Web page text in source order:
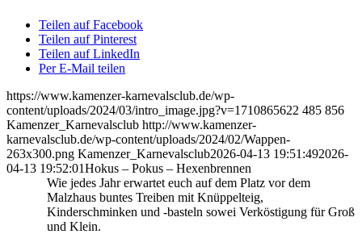
Teilen auf Facebook
Teilen auf Pinterest
Teilen auf LinkedIn
Per E-Mail teilen
https://www.kamenzer-karnevalsclub.de/wp-
content/uploads/2024/03/intro_image.jpg?v=1710865622 485 856
Kamenzer_Karnevalsclub http://www.kamenzer-
karnevalsclub.de/wp-content/uploads/2024/02/Wappen-
263x300.png Kamenzer_Karnevalsclub2026-04-13 19:51:492026-
04-13 19:52:01Hokus – Pokus – Hexenbrennen
Wie jedes Jahr erwartet euch auf dem Platz vor dem
Malzhaus buntes Treiben mit Knüppelteig,
Kinderschminken und -basteln sowei Verköstigung für Groß
und Klein.